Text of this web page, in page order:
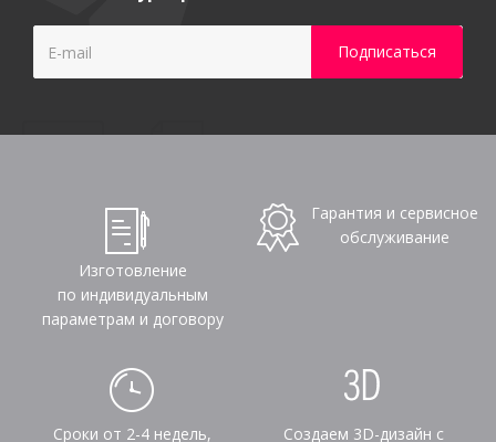
Изготовление
по индивидуальным
параметрам и договору
Гарантия и сервисное
обслуживание
Сроки от 2-4 недель,
Создаем 3D-дизайн с